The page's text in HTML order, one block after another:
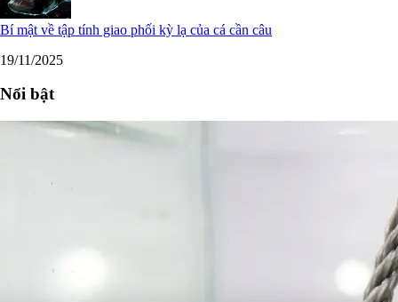
Bí mật về tập tính giao phối kỳ lạ của cá cần câu
19/11/2025
Nổi bật